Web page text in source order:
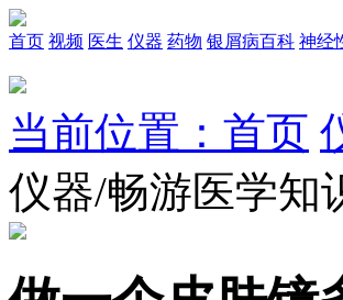
首页 视频 医生 仪器 药物 银屑病百科 神经
当前位置：首页
仪器/畅游医学知